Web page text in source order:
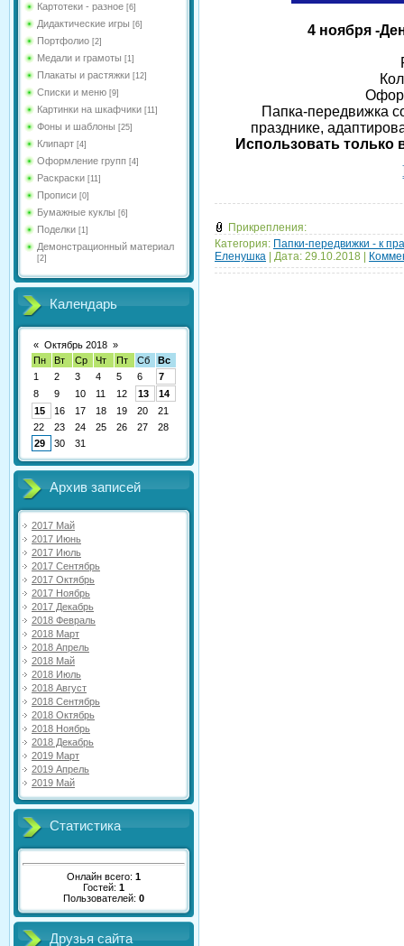
Картотеки - разное [6]
Дидактические игры [6]
Портфолио [2]
Медали и грамоты [1]
Плакаты и растяжки [12]
Списки и меню [9]
Картинки на шкафчики [11]
Фоны и шаблоны [25]
Клипарт [4]
Оформление групп [4]
Раскраски [11]
Прописи [0]
Бумажные куклы [6]
Поделки [1]
Демонстрационный материал
[2]
Календарь
« Октябрь 2018 »
Пн
Вт Ср Чт Пт Сб
Вс
1
2 3 4 5 6
7
8
9 10 11 12 13
14
15
16 17 18 19 20
21
22
23 24 25 26 27
28
29
30 31
Архив записей
2017 Май
2017 Июнь
2017 Июль
2017 Сентябрь
2017 Октябрь
2017 Ноябрь
2017 Декабрь
2018 Февраль
2018 Март
2018 Апрель
2018 Май
2018 Июль
2018 Август
2018 Сентябрь
2018 Октябрь
2018 Ноябрь
2018 Декабрь
2019 Март
2019 Апрель
2019 Май
Статистика
Онлайн всего: 1
Гостей: 1
Пользователей: 0
Друзья сайта
4 ноября -
Папка-передвижка
празднике,
Использовать только
Прикрепления:
Категория: Папки-передвижки - к
Еленушка
Дата: 29.10.2018